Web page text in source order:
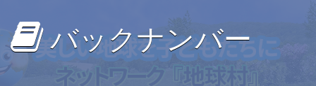
バックナンバー